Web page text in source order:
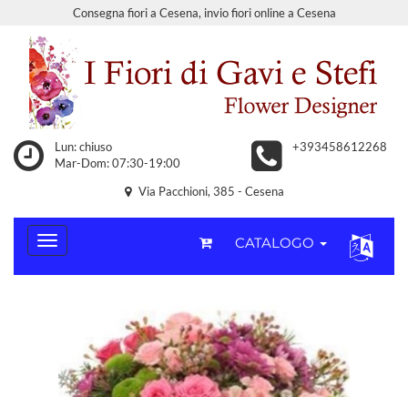
Consegna fiori a Cesena, invio fiori online a Cesena
Lun: chiuso
Mar-Dom: 07:30-19:00
+393458612268
Via Pacchioni, 385 - Cesena
CATALOGO